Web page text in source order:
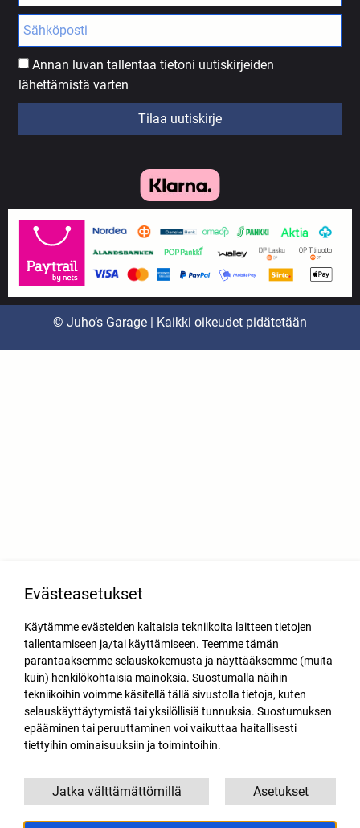
Annan luvan tallentaa tietoni uutiskirjeiden
lähettämistä varten
Tilaa uutiskirje
© Juho’s Garage | Kaikki oikeudet pidätetään
Evästeasetukset
Käytämme evästeiden kaltaisia tekniikoita laitteen tietojen
tallentamiseen ja/tai käyttämiseen. Teemme tämän
parantaaksemme selauskokemusta ja näyttääksemme (muita
kuin) henkilökohtaisia mainoksia. Suostumalla näihin
tekniikoihin voimme käsitellä tällä sivustolla tietoja, kuten
selauskäyttäytymistä tai yksilöllisiä tunnuksia. Suostumuksen
epääminen tai peruuttaminen voi vaikuttaa haitallisesti
tiettyihin ominaisuuksiin ja toimintoihin.
Asetukset
Jatka välttämättömillä